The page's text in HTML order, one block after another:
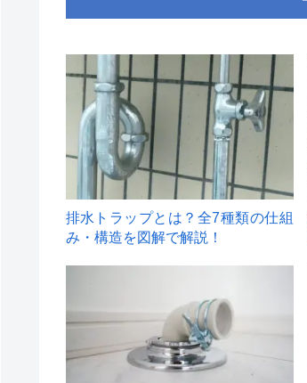
1
排水トラップとは？全7種類の仕組
み・構造を図解で解説！